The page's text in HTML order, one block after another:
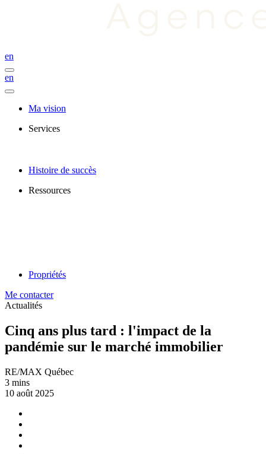
en
en
Ma vision
Services
Histoire de succès
Ressources
Propriétés
Me contacter
Actualités
Cinq ans plus tard : l'impact de la
pandémie sur le marché immobilier
RE/MAX Québec
3 mins
10 août 2025